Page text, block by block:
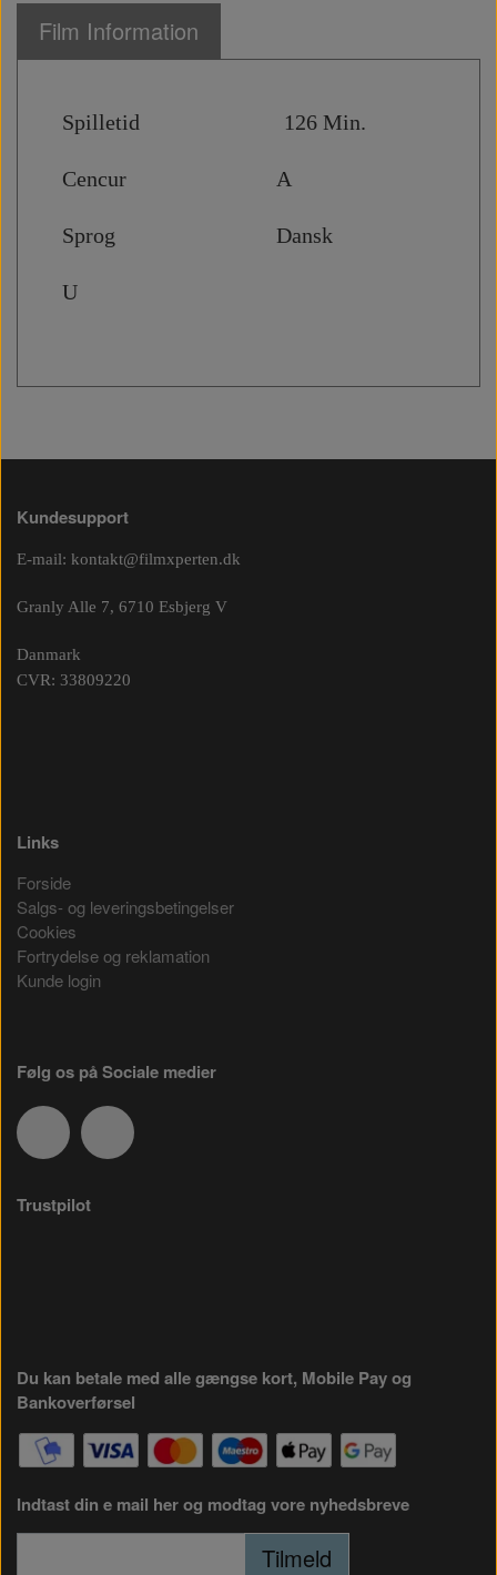
Film Information
Spilletid 126 Min.
Cencur A
Sprog Dansk
U
Kundesupport
E-mail: kontakt@filmxperten.dk
Granly Alle 7, 6710 Esbjerg V
Danmark
CVR: 33809220
Links
Forside
Salgs- og leveringsbetingelser
Cookies
Fortrydelse og reklamation
Kunde login
Følg os på Sociale medier
Trustpilot
Du kan betale med alle gængse kort, Mobile Pay og
Bankoverførsel
Indtast din e mail her og modtag vore nyhedsbreve
Tilmeld